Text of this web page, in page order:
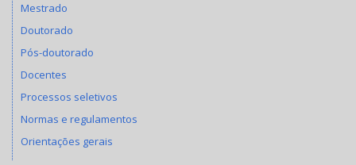
Mestrado
Doutorado
Pós-doutorado
Docentes
Processos seletivos
Normas e regulamentos
Orientações gerais